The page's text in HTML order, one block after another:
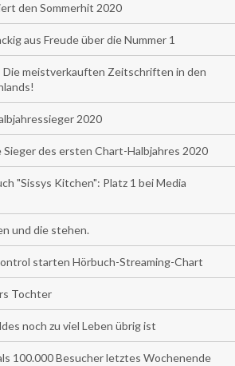
den Sommerhit 2020
aus Freude über die Nummer 1
Die meistverkauften Zeitschriften in den
2020
des ersten Chart-Halbjahres 2020
"Sissys Kitchen": Platz 1 bei Media
und die stehen.
starten Hörbuch-Streaming-Chart
Tochter
noch zu viel Leben übrig ist
100.000 Besucher letztes Wochenende